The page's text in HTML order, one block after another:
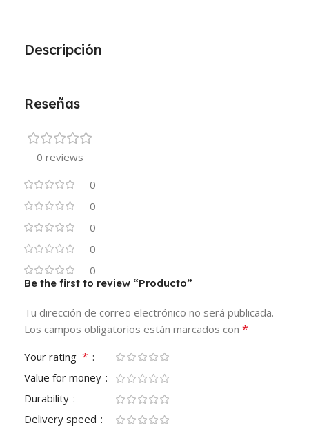
Descripción
Reseñas
0 reviews
0
0
0
0
0
Be the first to review “Producto”
Tu dirección de correo electrónico no será publicada.
Los campos obligatorios están marcados con *
Your rating *
Value for money
Durability
Delivery speed